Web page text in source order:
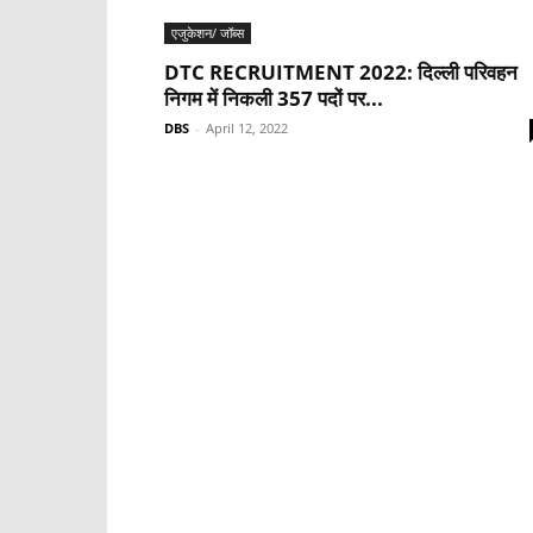
एजुकेशन/ जॉब्स
DTC RECRUITMENT 2022: दिल्ली परिवहन
निगम में निकली 357 पदों पर...
DBS - April 12, 2022